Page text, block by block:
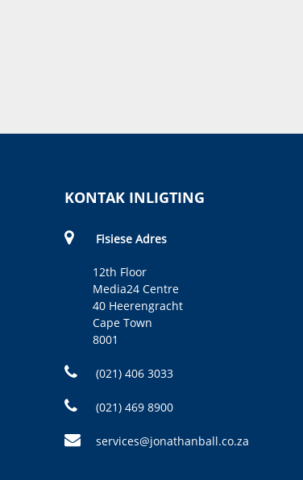
KONTAK INLIGTING
Fisiese Adres
12th Floor
Media24 Centre
40 Heerengracht
Cape Town
8001
(021) 406 3033
(021) 469 8900
services@jonathanball.co.za